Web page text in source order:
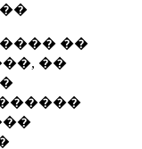
��
��